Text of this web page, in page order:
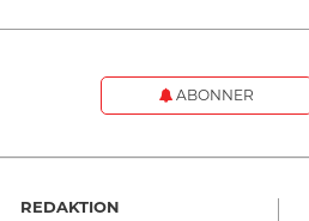
ABONNER
REDAKTION